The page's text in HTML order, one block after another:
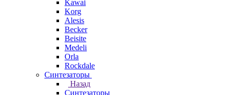
Kawai
Korg
Alesis
Becker
Beisite
Medeli
Orla
Rockdale
Синтезаторы
Назад
Синтезаторы